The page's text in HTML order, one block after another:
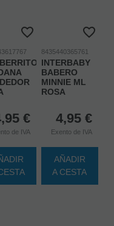
€
de IVA
8435440365761
INTERBABY
BABERO
MINNIE ML
ROSA
4,95 €
Exento de IVA
AÑADIR
A CESTA